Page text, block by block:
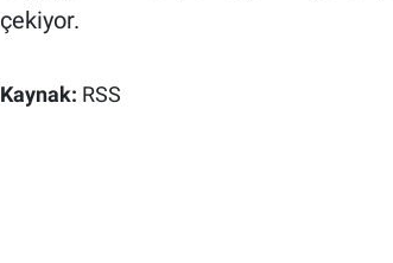
çekiyor.
Kaynak: RSS